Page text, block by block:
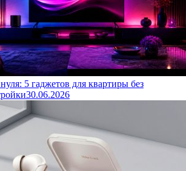
5 гаджетов для квартиры без
30.06.2026